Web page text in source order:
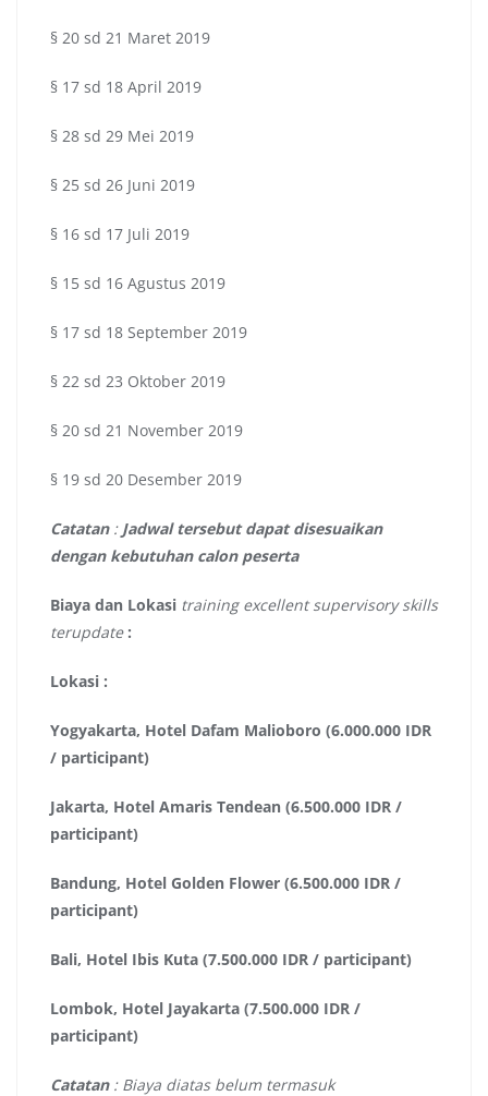
§ 20 sd 21 Maret 2019
§ 17 sd 18 April 2019
§ 28 sd 29 Mei 2019
§ 25 sd 26 Juni 2019
§ 16 sd 17 Juli 2019
§ 15 sd 16 Agustus 2019
§ 17 sd 18 September 2019
§ 22 sd 23 Oktober 2019
§ 20 sd 21 November 2019
§ 19 sd 20 Desember 2019
Catatan : Jadwal tersebut dapat disesuaikan
dengan kebutuhan calon peserta
Biaya dan Lokasi training excellent supervisory skills
terupdate :
Lokasi :
Yogyakarta, Hotel Dafam Malioboro (6.000.000 IDR
/ participant)
Jakarta, Hotel Amaris Tendean (6.500.000 IDR /
participant)
Bandung, Hotel Golden Flower (6.500.000 IDR /
participant)
Bali, Hotel Ibis Kuta (7.500.000 IDR / participant)
Lombok, Hotel Jayakarta (7.500.000 IDR /
participant)
Catatan : Biaya diatas belum termasuk